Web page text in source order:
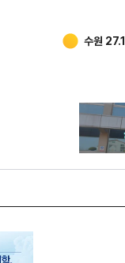
수원 27.1